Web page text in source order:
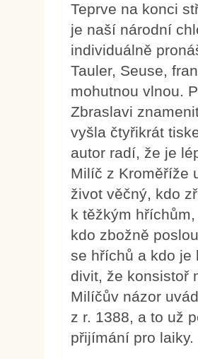
Teprve na konci
je naší národní
individuálně
Tauler, Seuse,
mohutnou vlnou.
Zbraslavi
vyšla čtyřikrát
autor radí, že je
Milíč z Kroměříže
život věčný, kdo
k těžkým
kdo zbožně
se hříchů a kdo je
divit, že konsistoř
Milíčův názor
z r. 1388, a to už
přijímání pro laiky.